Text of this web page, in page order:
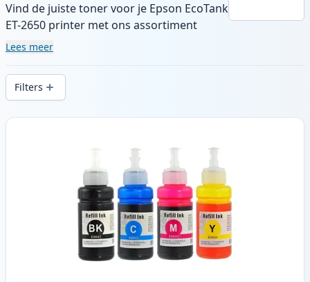
Vind de juiste toner voor je Epson EcoTank
ET-2650 printer met ons assortiment
compatibele en high-yield cartridges.
snelle levering vanuit lokale voorraad in .
Lees meer
Filters
Producten